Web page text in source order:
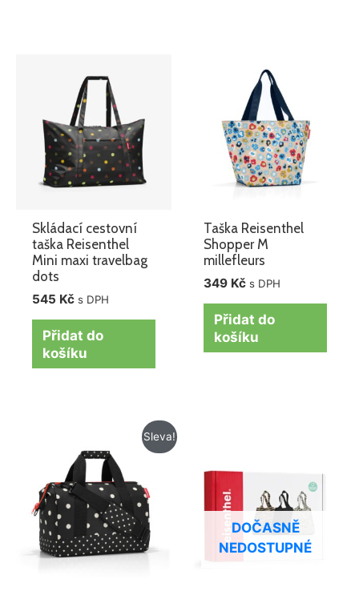
Skládací cestovní
taška Reisenthel
Mini maxi travelbag
dots
545 Kč s DPH
Přidat do
košíku
Taška Reisenthel
Shopper M
millefleurs
349 Kč s DPH
Přidat do
košíku
Sleva!
cena
byla:
1
025 Kč.
Aktuální
cena
820 Kč.
DOČASNĚ
NEDOSTUPNÉ